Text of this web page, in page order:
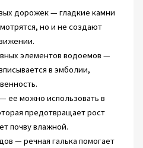
дорожек — гладкие камни
но и не создают
элементов водоемов —
в эмболии,
ее можно использовать в
предотвращает рост
почву влажной.
— речная галька помогает